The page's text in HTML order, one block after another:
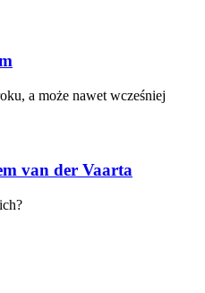
a może nawet wcześniej
van der Vaarta